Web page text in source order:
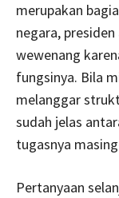
merupakan
negara,
wewenang
fungsinya. Bila
melanggar
sudah jelas
tugasnya
Pertanyaan